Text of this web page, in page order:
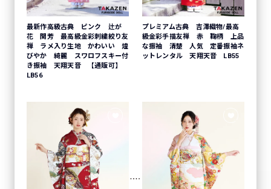
最新作高級古典 ピンク 辻が
花 関芳 最高級金彩刺繍絞り友
禅 ラメ入り生地 かわいい 煌
びやか 綺麗 スワロフスキー付
き振袖 天翔天音 【通販可】
LB56
プレミアム古典 吉澤織物/最高
級金彩手描友禅 赤 鞠柄 上品
な振袖 清楚 人気 定番振袖ネ
ットレンタル 天翔天音 LB55